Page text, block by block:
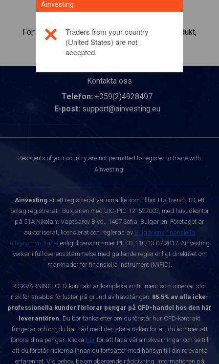
För mer information om denna investeringsprodukt,
klicka här
Kontakta oss
Telefon: +359(2)4928497
E-post: support@ainvesting.eu
Residents of your country are not permitted to register to trade with
Ainvesting.
Ainvesting är ett registrerat varumärke som tillhör Up Trend LTD, ett
bolag registrerat i Bulgarien med UIC/PIC 121527003, med huvudkontor
på 51A Nikola Y. Vaptsarov Blvd., 1407 Sofia, Bulgarien. Företaget är
auktoriserat, licensierat och regleras av Bulgariens finansiella
tillsynsmyndighetenligt licensnummer РГ-03-110/13.07.2017. Ainvesting
verkar i full överensstämmelse med gällande regler enligt direktivet om
marknader för finansiella instrument (MiFID).
RISKVARNING: CFD-kontrakt är komplexa instrument som innebär stor
risk för snabba förluster på grund av hävstången. 85.5% av alla icke-
professionella kunder förlorar pengar på CFD-handel hos den här
leverantören. Du bör tänka efter om du förstår hur CFD-kontrakt
fungerar och om du har råd med den stora risken för att du kommer att
förlora dina pengar. Klicka här för att läsa våra riskvarningar och se till
att du förstår riskerna innan du fortsätter med hänsyn till din relevanta
erfarenhet. Vid behov, be om oberoende rådgivning. Informationen på
Ainvesting
Traders from your country
(United States) are not
accepted.